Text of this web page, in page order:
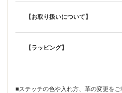
【お取り扱いについて】
【ラッピング】
■ステッチの色や入れ方、革の変更をご